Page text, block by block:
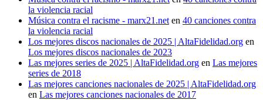
la violencia racial
Música contra el racisme - marx21.net en 40 canciones contra
la violencia racial
Los mejores discos nacionales de 2025 | AltaFidelidad.org en
Los mejores discos nacionales de 2023
Las mejores series de 2025 | AltaFidelidad.org en Las mejores
series de 2018
Las mejores canciones nacionales de 2025 | AltaFidelidad.org
en Las mejores canciones nacionales de 2017